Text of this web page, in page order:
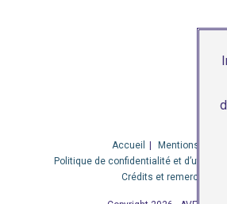
Accueil
Mentions
Politique de confidentialité et
Crédits et